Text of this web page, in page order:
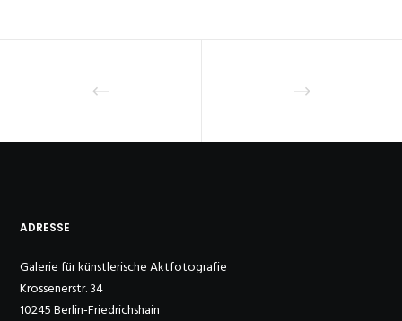
ADRESSE
Galerie für künstlerische Aktfotografie
Krossenerstr. 34
10245 Berlin-Friedrichshain